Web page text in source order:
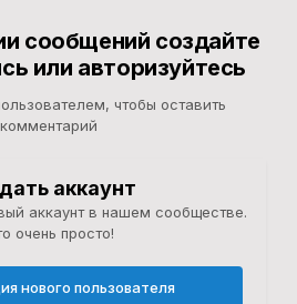
сообщений создайте
или авторизуйтесь
чтобы оставить
комментарий
аккаунт
аккаунт в нашем сообществе.
очень просто!
нового пользователя